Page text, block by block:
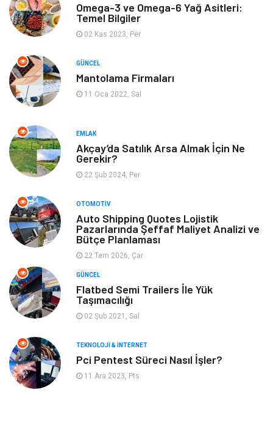
Omega-3 ve Omega-6 Yağ Asitleri:
Temel Bilgiler
02 Kas 2023, Per
GÜNCEL
Mantolama Firmaları
11 Oca 2022, Sal
EMLAK
Akçay’da Satılık Arsa Almak İçin Ne
Gerekir?
22 Şub 2024, Per
OTOMOTIV
Auto Shipping Quotes Lojistik
Pazarlarında Şeffaf Maliyet Analizi ve
Bütçe Planlaması
22 Tem 2026, Çar
GÜNCEL
Flatbed Semi Trailers İle Yük
Taşımacılığı
02 Şub 2021, Sal
TEKNOLOJI & İNTERNET
Pci Pentest Süreci Nasıl İşler?
11 Ara 2023, Pts